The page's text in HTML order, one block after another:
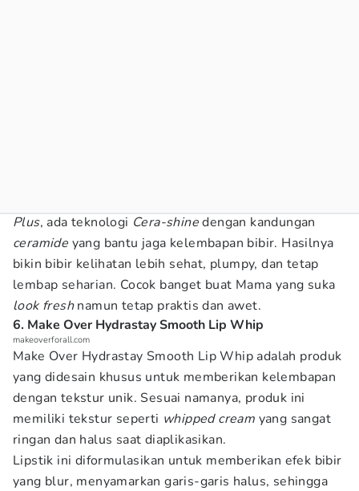
Plus, ada teknologi Cera-shinedengan kandungan
ceramide yang bantu jaga kelembapan bibir. Hasilnya
bikin bibir kelihatan lebih sehat, plumpy, dan tetap
lembap seharian. Cocok banget buat Mama yang suka
look freshnamun tetap praktis dan awet.
6. Make Over Hydrastay Smooth Lip Whip
makeoverforall.com
Make Over Hydrastay Smooth Lip Whip adalah produk
yang didesain khusus untuk memberikan kelembapan
dengan tekstur unik. Sesuai namanya, produk ini
memiliki tekstur seperti whipped cream yang sangat
ringan dan halus saat diaplikasikan.
Lipstik ini diformulasikan untuk memberikan efek bibir
yang blur, menyamarkan garis-garis halus, sehingga